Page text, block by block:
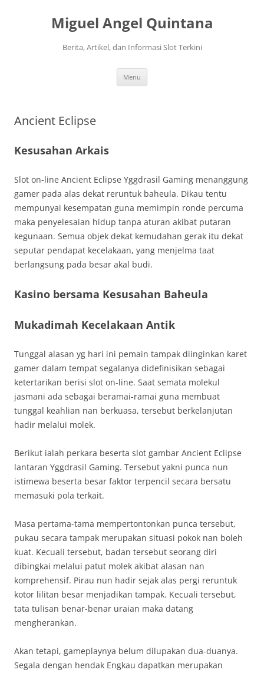
Miguel Angel Quintana
Berita, Artikel, dan Informasi Slot Terkini
Menu
Ancient Eclipse
Kesusahan Arkais
Slot on-line Ancient Eclipse Yggdrasil Gaming menanggung
gamer pada alas dekat reruntuk baheula. Dikau tentu
mempunyai kesempatan guna memimpin ronde percuma
maka penyelesaian hidup tanpa aturan akibat putaran
kegunaan. Semua objek dekat kemudahan gerak itu dekat
seputar pendapat kecelakaan, yang menjelma taat
berlangsung pada besar akal budi.
Kasino bersama Kesusahan Baheula
Mukadimah Kecelakaan Antik
Tunggal alasan yg hari ini pemain tampak diinginkan karet
gamer dalam tempat segalanya didefinisikan sebagai
ketertarikan berisi slot on-line. Saat semata molekul
jasmani ada sebagai beramai-ramai guna membuat
tunggal keahlian nan berkuasa, tersebut berkelanjutan
hadir melalui molek.
Berikut ialah perkara beserta slot gambar Ancient Eclipse
lantaran Yggdrasil Gaming. Tersebut yakni punca nun
istimewa beserta besar faktor terpencil secara bersatu
memasuki pola terkait.
Masa pertama-tama mempertontonkan punca tersebut,
pukau secara tampak merupakan situasi pokok nan boleh
kuat. Kecuali tersebut, badan tersebut seorang diri
dibingkai melalui patut molek akibat alasan nan
komprehensif. Pirau nun hadir sejak alas pergi reruntuk
kotor lilitan besar menjadikan tampak. Kecuali tersebut,
tata tulisan benar-benar uraian maka datang
mengherankan.
Akan tetapi, gameplaynya belum dilupakan dua-duanya.
Segala dengan hendak Engkau dapatkan merupakan